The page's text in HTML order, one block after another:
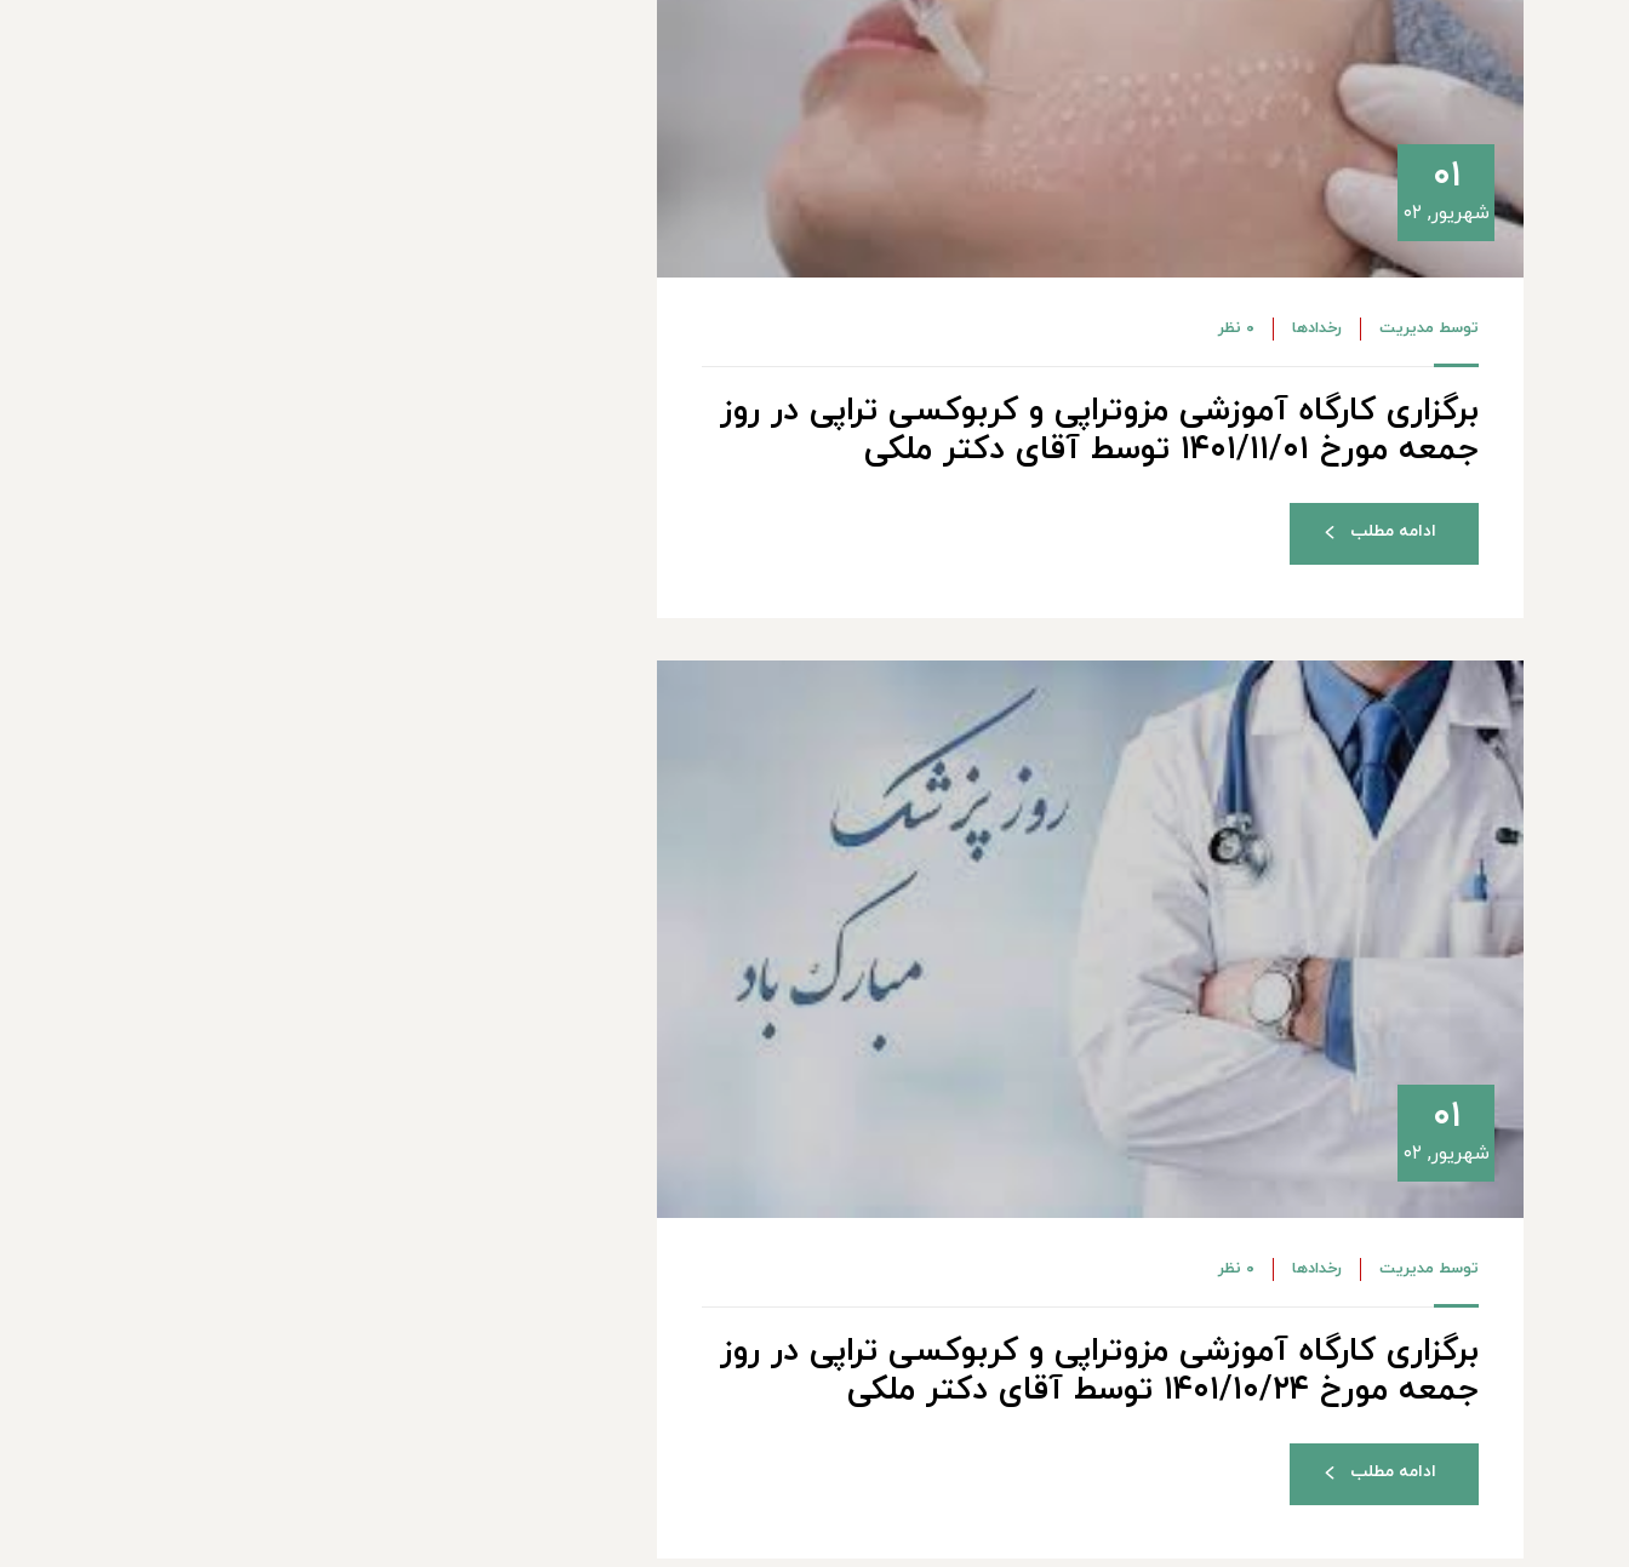
۰۱
شهریور, ۰۲
توسط مدیریت رخدادها ۰ نظر
برگزاری کارگاه آموزشی مزوتراپی و کربوکسی تراپی در روز
جمعه مورخ ۱۴۰۱/۱۱/۰۱ توسط آقای دکتر ملکی
ادامه مطلب
۰۱
شهریور, ۰۲
توسط مدیریت رخدادها ۰ نظر
برگزاری کارگاه آموزشی مزوتراپی و کربوکسی تراپی در روز
جمعه مورخ ۱۴۰۱/۱۰/۲۴ توسط آقای دکتر ملکی
ادامه مطلب